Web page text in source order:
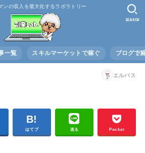
ンの収入を最大化するラボラトリー
一覧 スキルマーケットで稼ぐ ブログで
SEARCH
エルバス
はてブ 送る Pocket